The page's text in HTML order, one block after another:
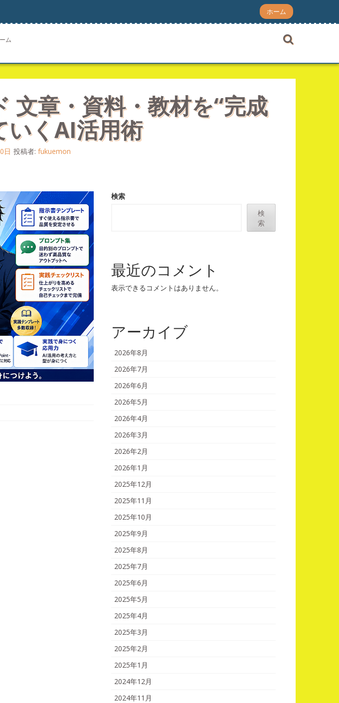
ホーム
ム
章・資料・教材を“完成
いくAI活用術
日 投稿者: fukuemon
検索
検
索
最近のコメント
表示できるコメントはありません。
アーカイブ
2026年8月
2026年7月
2026年6月
2026年5月
2026年4月
2026年3月
2026年2月
2026年1月
2025年12月
2025年11月
2025年10月
2025年9月
2025年8月
2025年7月
2025年6月
2025年5月
2025年4月
2025年3月
2025年2月
2025年1月
2024年12月
2024年11月